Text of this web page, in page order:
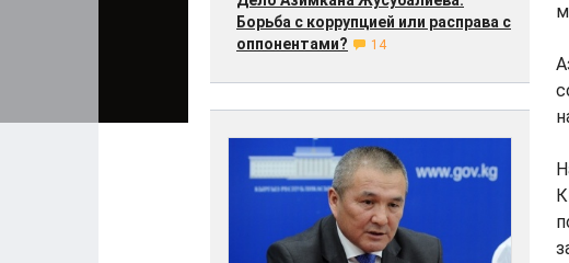
Борьба с коррупцией или расправа с
оппонентами?
14